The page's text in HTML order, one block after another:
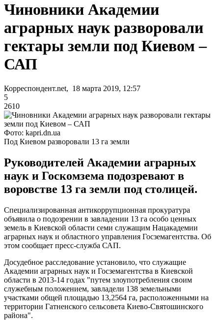
Чиновники Академии
аграрных наук разворовали
гектары земли под Киевом –
САП
Корреспондент.net, 18 марта 2019, 12:57
5
2610
Фото: kapri.dn.ua
Под Киевом разворовали 13 га земли
Руководителей Академии аграрных
наук и Госкомзема подозревают в
воровстве 13 га земли под столицей.
Специализированная антикоррупционная прокуратура
объявила о подозрении в завладении 13 га особо ценных
земель в Киевской области семи служащим Нацакадемии
аграрных наук и областного управления Госземагентства. Об
этом сообщает пресс-служба САП.
Досудебное расследование установило, что служащие
Академии аграрных наук и Госземагентства в Киевской
области в 2013-14 годах "путем злоупотребления своим
служебным положением, завладели 138 земельными
участками общей площадью 13,2564 га, расположенными на
территории Гатненского сельсовета Киево-Святошинского
района".